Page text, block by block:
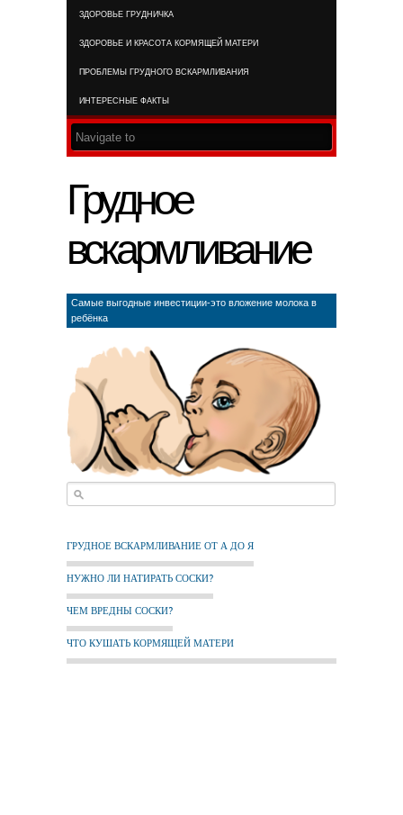
ЗДОРОВЬЕ ГРУДНИЧКА
ЗДОРОВЬЕ И КРАСОТА КОРМЯЩЕЙ МАТЕРИ
ПРОБЛЕМЫ ГРУДНОГО ВСКАРМЛИВАНИЯ
ИНТЕРЕСНЫЕ ФАКТЫ
Грудное
вскармливание
Самые выгодные инвестиции-это вложение молока в
ребёнка
ГРУДНОЕ ВСКАРМЛИВАНИЕ ОТ А ДО Я
НУЖНО ЛИ НАТИРАТЬ СОСКИ?
ЧЕМ ВРЕДНЫ СОСКИ?
ЧТО КУШАТЬ КОРМЯЩЕЙ МАТЕРИ